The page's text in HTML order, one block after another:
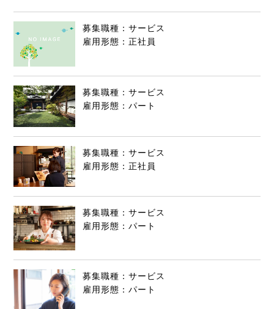
募集職種：サービス
雇用形態：正社員
募集職種：サービス
雇用形態：パート
募集職種：サービス
雇用形態：正社員
募集職種：サービス
雇用形態：パート
募集職種：サービス
雇用形態：パート